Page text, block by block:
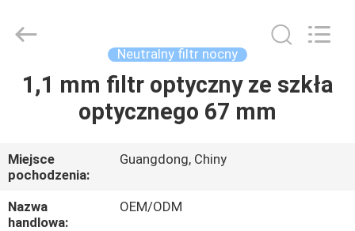
DOM
O
NAS
Technology
Ltd..
Neutralny filtr nocny
1,1 mm filtr optyczny ze szkła
optycznego 67 mm
Miejsce
pochodzenia:
Guangdong, Chiny
Nazwa
handlowa:
OEM/ODM